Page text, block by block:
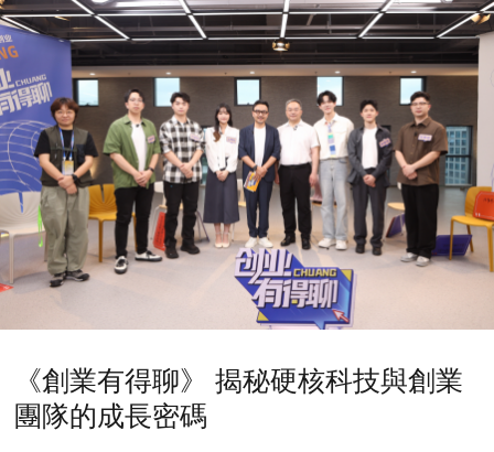
《創業有得聊》 揭秘硬核科技與創業
團隊的成長密碼